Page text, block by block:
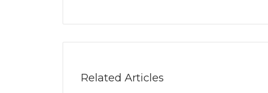
Related Articles